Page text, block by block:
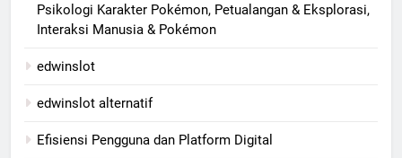
Psikologi Karakter Pokémon, Petualangan & Eksplorasi,
Interaksi Manusia & Pokémon
edwinslot
edwinslot alternatif
Efisiensi Pengguna dan Platform Digital